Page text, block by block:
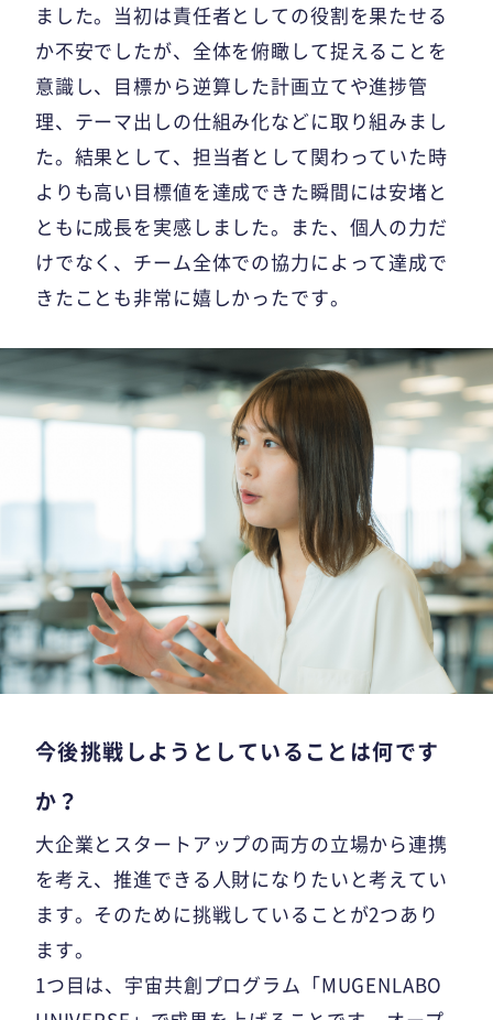
ました。当初は責任者としての役割を果たせる
か不安でしたが、全体を俯瞰して捉えることを
意識し、目標から逆算した計画立てや進捗管
理、テーマ出しの仕組み化などに取り組みまし
た。結果として、担当者として関わっていた時
よりも高い目標値を達成できた瞬間には安堵と
ともに成長を実感しました。また、個人の力だ
けでなく、チーム全体での協力によって達成で
きたことも非常に嬉しかったです。
今後挑戦しようとしていることは何です
か？
大企業とスタートアップの両方の立場から連携
を考え、推進できる人財になりたいと考えてい
ます。そのために挑戦していることが2つあり
ます。
1つ目は、宇宙共創プログラム「MUGENLABO